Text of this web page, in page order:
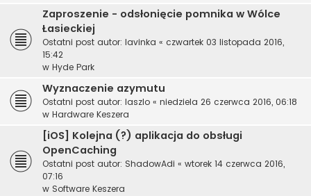
Zaproszenie - odsłonięcie pomnika w Wólce
Łasieckiej
Ostatni post autor: lavinka « czwartek 03 listopada 2016,
15:42
w Hyde Park
Wyznaczenie azymutu
Ostatni post autor: laszlo « niedziela 26 czerwca 2016, 06:18
w Hardware Keszera
[iOS] Kolejna (?) aplikacja do obsługi
OpenCaching
Ostatni post autor: ShadowAdi « wtorek 14 czerwca 2016,
07:16
w Software Keszera